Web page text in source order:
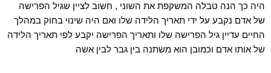
היה כך הנה טבלה המשקפת את השוני , חשוב לציין שגיל הפרישה
של אדם נקבע על ידי תאריך הלידה שלו ואם היה שינוי בחוק במהלך
החיים עדיין גיל הפרישה שלו ותאריך הפרישה יקבע לפי תאריך הלידה
של אותו אדם וכמובן הוא משתנה בין גבר לבין אשה